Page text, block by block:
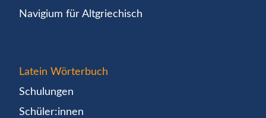
Navigium für Altgriechisch
Latein Wörterbuch
Schulungen
Schüler:innen